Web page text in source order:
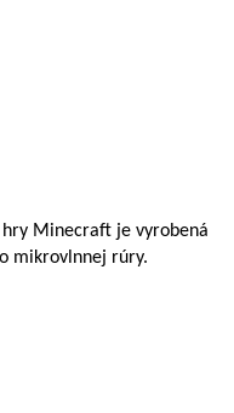
hry Minecraft je vyrobená
mikrovlnnej rúry.